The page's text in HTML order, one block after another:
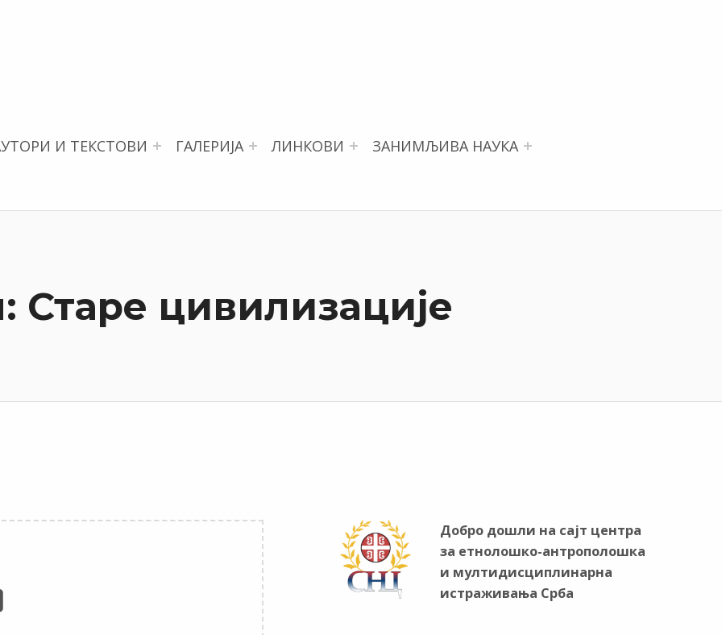
И ТЕКСТОВИ ГАЛЕРИЈА ЛИНКОВИ ЗАНИМЉИВА НАУКА
Старе цивилизације
Добро дошли на сајт центра
за етнолошко-антрополошка
и мултидисциплинарна
истраживања Срба